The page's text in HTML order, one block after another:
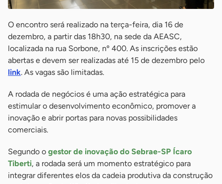
O encontro será realizado na terça-feira, dia 16 de
dezembro, a partir das 18h30, na sede da AEASC,
localizada na rua Sorbone, nº 400. As inscrições estão
abertas e devem ser realizadas até 15 de dezembro pelo
link. As vagas são limitadas.
A rodada de negócios é uma ação estratégica para
estimular o desenvolvimento econômico, promover a
inovação e abrir portas para novas possibilidades
comerciais.
Segundo o gestor de inovação do Sebrae-SP Ícaro
Tiberti, a rodada será um momento estratégico para
integrar diferentes elos da cadeia produtiva da construção